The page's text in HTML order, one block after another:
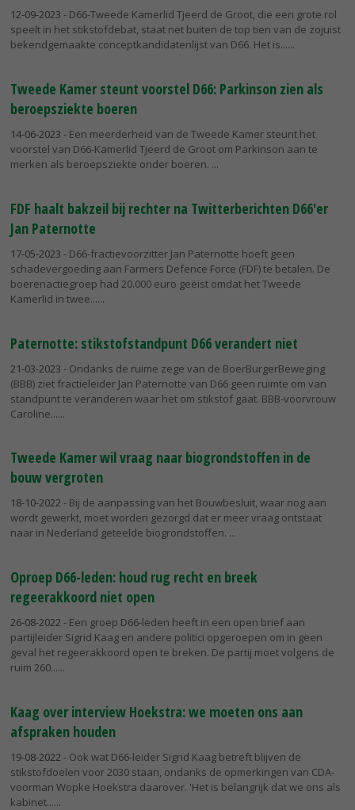
12-09-2023 - D66-Tweede Kamerlid Tjeerd de Groot, die een grote rol
speelt in het stikstofdebat, staat net buiten de top tien van de zojuist
bekendgemaakte conceptkandidatenlijst van D66. Het is...
Tweede Kamer steunt voorstel D66: Parkinson zien als
beroepsziekte boeren
14-06-2023 - Een meerderheid van de Tweede Kamer steunt het
voorstel van D66-Kamerlid Tjeerd de Groot om Parkinson aan te
merken als beroepsziekte onder boeren.
FDF haalt bakzeil bij rechter na Twitterberichten D66'er
Jan Paternotte
17-05-2023 - D66-fractievoorzitter Jan Paternotte hoeft geen
schadevergoeding aan Farmers Defence Force (FDF) te betalen. De
boerenactiegroep had 20.000 euro geëist omdat het Tweede
Kamerlid in twee...
Paternotte: stikstofstandpunt D66 verandert niet
21-03-2023 - Ondanks de ruime zege van de BoerBurgerBeweging
(BBB) ziet fractieleider Jan Paternotte van D66 geen ruimte om van
standpunt te veranderen waar het om stikstof gaat. BBB-voorvrouw
Caroline...
Tweede Kamer wil vraag naar biogrondstoffen in de
bouw vergroten
18-10-2022 - Bij de aanpassing van het Bouwbesluit, waar nog aan
wordt gewerkt, moet worden gezorgd dat er meer vraag ontstaat
naar in Nederland geteelde biogrondstoffen.
Oproep D66-leden: houd rug recht en breek
regeerakkoord niet open
26-08-2022 - Een groep D66-leden heeft in een open brief aan
partijleider Sigrid Kaag en andere politici opgeroepen om in geen
geval het regeerakkoord open te breken. De partij moet volgens de
ruim 260...
Kaag over interview Hoekstra: we moeten ons aan
afspraken houden
19-08-2022 - Ook wat D66-leider Sigrid Kaag betreft blijven de
stikstofdoelen voor 2030 staan, ondanks de opmerkingen van CDA-
voorman Wopke Hoekstra daarover. 'Het is belangrijk dat we ons als
kabinet...